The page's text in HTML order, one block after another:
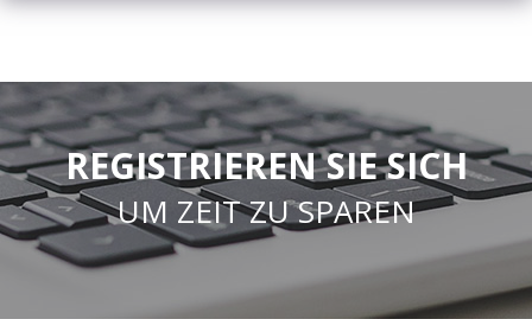
REGISTRIEREN SIE SICH
UM ZEIT ZU SPAREN